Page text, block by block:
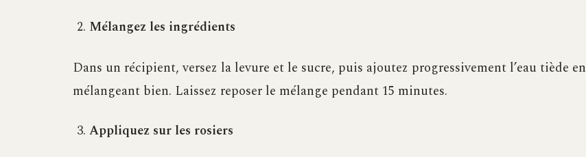
Mélangez les ingrédients
Dans un récipient, versez la levure et le sucre, puis ajoutez progressivement l’eau tiède en
mélangeant bien. Laissez reposer le mélange pendant 15 minutes.
Appliquez sur les rosiers